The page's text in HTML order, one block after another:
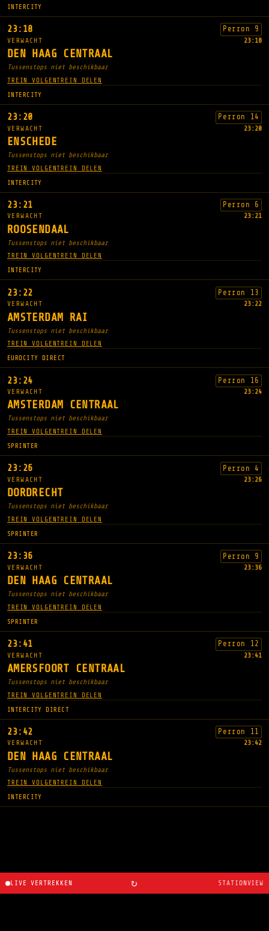
INTERCITY
23:18 Perron 9
VERWACHT 23:18
DEN HAAG CENTRAAL
Tussenstops niet beschikbaar
TREIN VOLGENTREIN DELEN
INTERCITY
23:20 Perron 14
VERWACHT 23:20
ENSCHEDE
Tussenstops niet beschikbaar
TREIN VOLGENTREIN DELEN
INTERCITY
23:21 Perron 6
VERWACHT 23:21
ROOSENDAAL
Tussenstops niet beschikbaar
TREIN VOLGENTREIN DELEN
INTERCITY
23:22 Perron 13
VERWACHT 23:22
AMSTERDAM RAI
Tussenstops niet beschikbaar
TREIN VOLGENTREIN DELEN
EUROCITY DIRECT
23:24 Perron 16
VERWACHT 23:24
AMSTERDAM CENTRAAL
Tussenstops niet beschikbaar
TREIN VOLGENTREIN DELEN
SPRINTER
23:26 Perron 4
VERWACHT 23:26
DORDRECHT
Tussenstops niet beschikbaar
TREIN VOLGENTREIN DELEN
SPRINTER
23:36 Perron 9
VERWACHT 23:36
DEN HAAG CENTRAAL
Tussenstops niet beschikbaar
TREIN VOLGENTREIN DELEN
SPRINTER
23:41 Perron 12
VERWACHT 23:41
AMERSFOORT CENTRAAL
Tussenstops niet beschikbaar
TREIN VOLGENTREIN DELEN
INTERCITY DIRECT
23:42 Perron 11
VERWACHT 23:42
DEN HAAG CENTRAAL
Tussenstops niet beschikbaar
TREIN VOLGENTREIN DELEN
INTERCITY
LIVE VERTREKKEN ↻ STATIONVIEW